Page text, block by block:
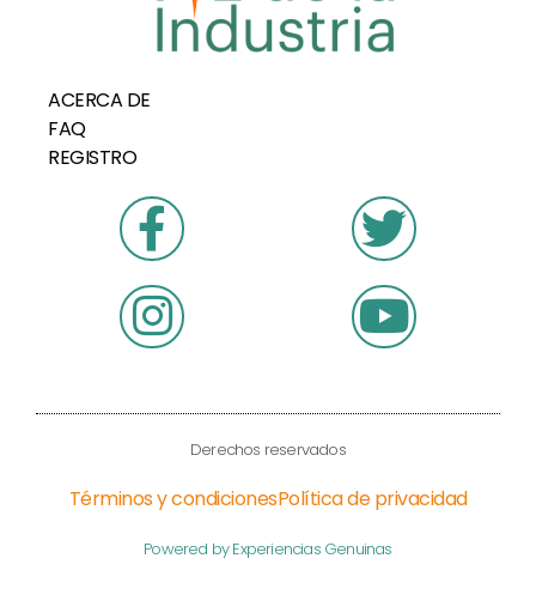
ACERCA DE
FAQ
REGISTRO
Derechos reservados
Términos y condicionesPolítica de privacidad
Powered by Experiencias Genuinas